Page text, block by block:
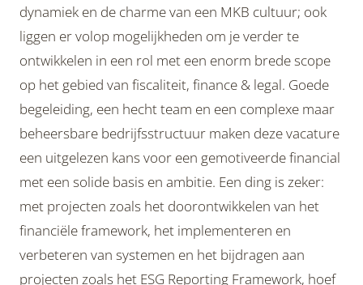
dynamiek en de charme van een MKB cultuur; ook
liggen er volop mogelijkheden om je verder te
ontwikkelen in een rol met een enorm brede scope
op het gebied van fiscaliteit, finance & legal. Goede
begeleiding, een hecht team en een complexe maar
beheersbare bedrijfsstructuur maken deze vacature
een uitgelezen kans voor een gemotiveerde financial
met een solide basis en ambitie. Een ding is zeker:
met projecten zoals het doorontwikkelen van het
financiële framework, het implementeren en
verbeteren van systemen en het bijdragen aan
projecten zoals het ESG Reporting Framework, hoef